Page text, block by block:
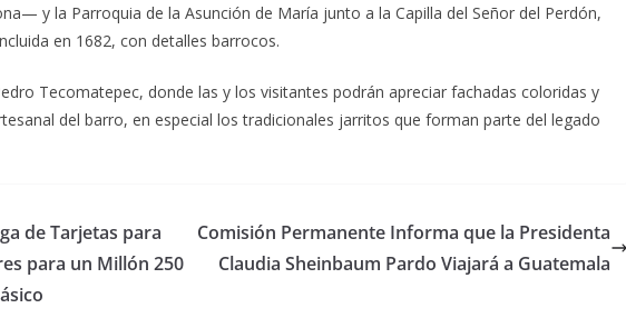
y la Parroquia de la Asunción de María junto a la Capilla del Señor del Perdón,
en 1682, con detalles barrocos.
Tecomatepec, donde las y los visitantes podrán apreciar fachadas coloridas y
del barro, en especial los tradicionales jarritos que forman parte del legado
de Tarjetas para
para un Millón 250
Comisión Permanente Informa que la Presidenta
Claudia Sheinbaum Pardo Viajará a Guatemala